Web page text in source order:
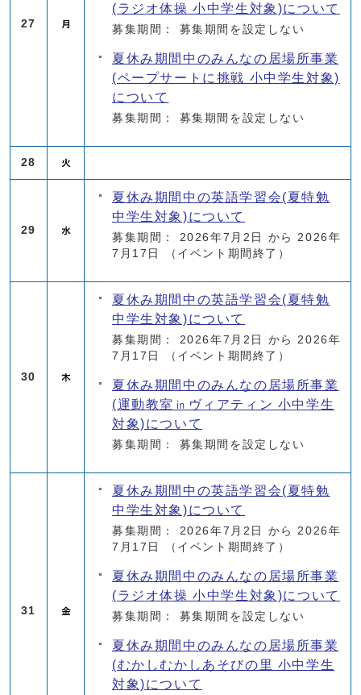
27
(ラジオ体操 小中学生対象)について
募集期間： 募集期間を設定しない
夏休み期間中のみんなの居場所事業
(ペープサートに挑戦 小中学生対象)
について
募集期間： 募集期間を設定しない
28
29
夏休み期間中の英語学習会(夏特勉
中学生対象)について
募集期間： 2026年7月2日 から 2026年
7月17日
（イベント期間終了）
30
夏休み期間中の英語学習会(夏特勉
中学生対象)について
募集期間： 2026年7月2日 から 2026年
7月17日
（イベント期間終了）
夏休み期間中のみんなの居場所事業
(運動教室㏌ヴィアティン 小中学生
対象)について
募集期間： 募集期間を設定しない
31
夏休み期間中の英語学習会(夏特勉
中学生対象)について
募集期間： 2026年7月2日 から 2026年
7月17日
（イベント期間終了）
夏休み期間中のみんなの居場所事業
(ラジオ体操 小中学生対象)について
募集期間： 募集期間を設定しない
夏休み期間中のみんなの居場所事業
(むかしむかしあそびの里 小中学生
対象)について